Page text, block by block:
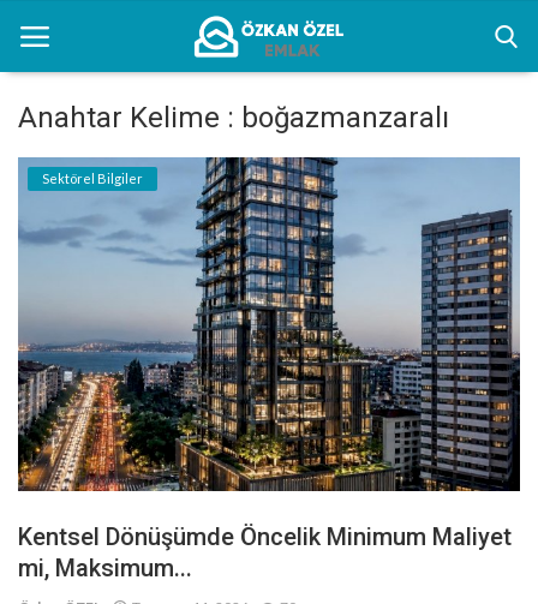
Anasayfa
Kentsel Dönüşüm Alanları
Bilgilendirme
İletişim
Türkçe
Anahtar Kelime : boğazmanzaralı
Sektörel Bilgiler
Kentsel Dönüşümde Öncelik Minimum Maliyet
mi, Maksimum...